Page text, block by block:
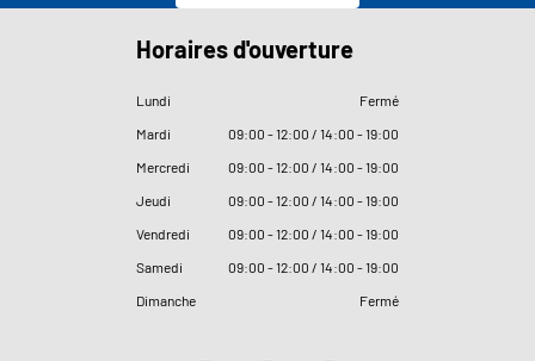
Horaires d'ouverture
Lundi
Fermé
Mardi
09:00 - 12:00 / 14:00 - 19:00
Mercredi
09:00 - 12:00 / 14:00 - 19:00
Jeudi
09:00 - 12:00 / 14:00 - 19:00
Vendredi
09:00 - 12:00 / 14:00 - 19:00
Samedi
09:00 - 12:00 / 14:00 - 19:00
Dimanche
Fermé